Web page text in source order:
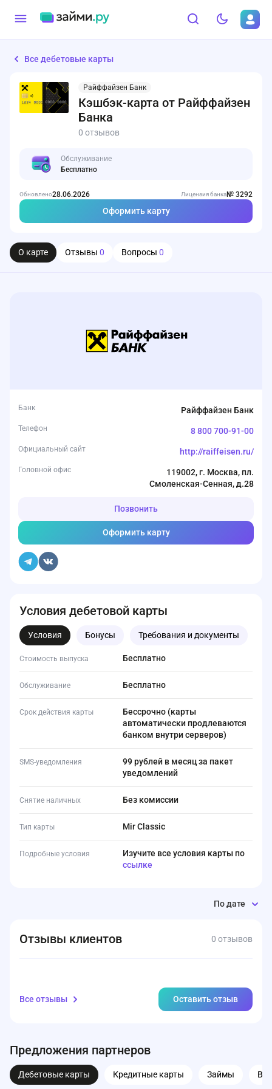
Все дебетовые карты
Райффайзен Банк
Кэшбэк-карта от Райффайзен
Банка
0 отзывов
Обслуживание
Бесплатно
Оформить карту
Обновлено28.06.2026 Лицензия банка№ 3292
О карте Отзывы 0 Вопросы 0
Условия дебетовой карты
Условия Бонусы Требования и документы
Стоимость выпуска Бесплатно
Обслуживание Бесплатно
Срок действия карты
Бессрочно (карты
автоматически продлеваются
банком внутри серверов)
SMS-уведомления
99 рублей в месяц за пакет
уведомлений
Снятие наличных Без комиссии
Тип карты Mir Classic
Подробные условия
Изучите все условия карты по
ссылке
По дате
Отзывы клиентов 0 отзывов
Все отзывы Оставить отзыв
Банк Райффайзен Банк
Телефон 8 800 700-91-00
Официальный сайт http://raiffeisen.ru/
Головной офис
119002, г. Москва, пл.
Смоленская-Сенная, д.28
Позвонить
Оформить карту
Предложения партнеров
Дебетовые карты Кредитные карты Займы